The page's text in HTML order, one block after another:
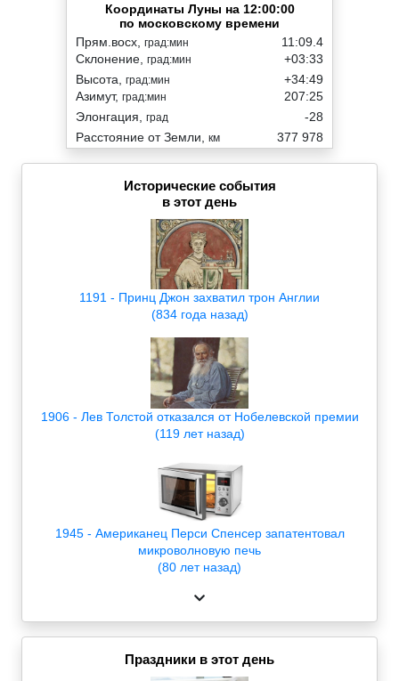
Координаты Луны на 12:00:00
по московскому времени
Прям.восх, град:мин
Склонение, град:мин
11:09.4
+03:33
Высота, град:мин
Азимут, град:мин
+34:49
207:25
Элонгация, град
-28
Расстояние от Земли, км 377 978
Исторические события
в этот день
1191 - Принц Джон захватил трон Англии
(834 года назад)
1906 - Лев Толстой отказался от Нобелевской премии
(119 лет назад)
1945 - Американец Перси Спенсер запатентовал
микроволновую печь
(80 лет назад)
Праздники в этот день